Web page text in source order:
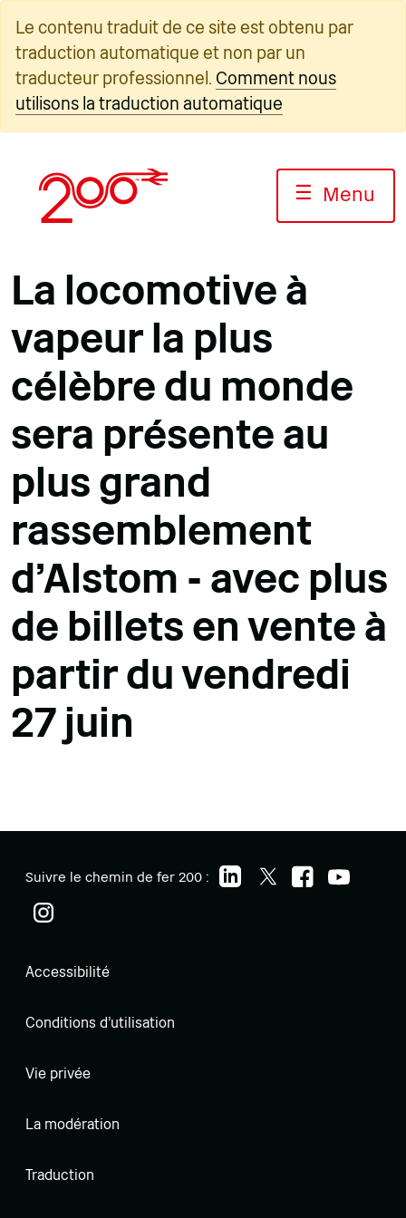
content
Le contenu traduit de ce site est obtenu par
traduction automatique et non par un
traducteur professionnel. Comment nous
utilisons la traduction automatique
☰ Menu
La locomotive à
vapeur la plus
célèbre du monde
sera présente au
plus grand
rassemblement
d'Alstom - avec plus
de billets en vente à
partir du vendredi
27 juin
Suivre le chemin de fer 200 :
Accessibilité
Conditions d'utilisation
Vie privée
La modération
Traduction